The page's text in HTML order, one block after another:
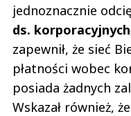
jednoznacznie
ds.
zapewnił, że sieć
płatności wobec
posiada żadnych
Wskazał również,